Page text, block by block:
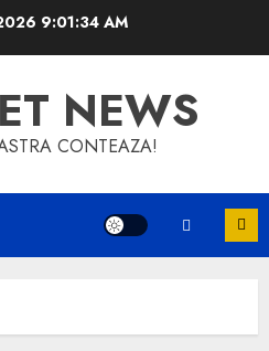
9:01:34 AM
NEWS
CONTEAZA!